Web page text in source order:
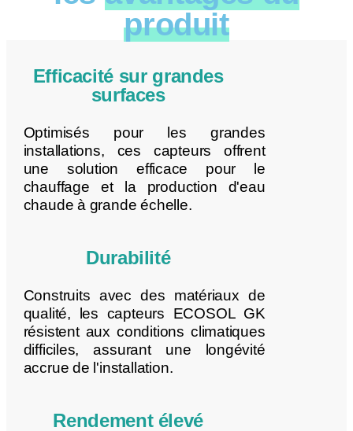
produit
Efficacité sur grandes
surfaces
Optimisés pour les grandes
installations, ces capteurs offrent
une solution efficace pour le
chauffage et la production d'eau
chaude à grande échelle.
Durabilité
Construits avec des matériaux de
qualité, les capteurs ECOSOL GK
résistent aux conditions climatiques
difficiles, assurant une longévité
accrue de l'installation.
Rendement élevé